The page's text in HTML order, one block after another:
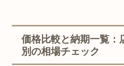
価格比較と納期一覧：
別の相場チェック